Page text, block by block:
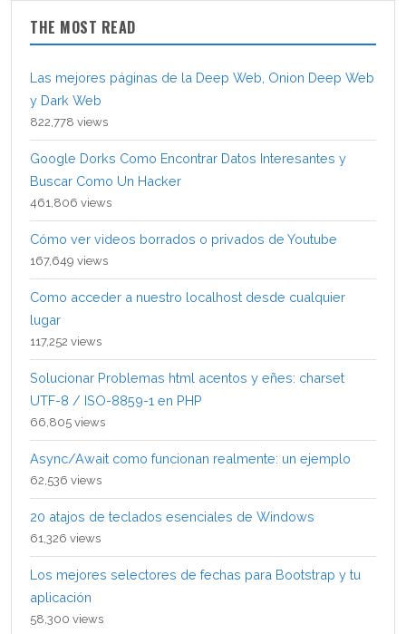
THE MOST READ
Las mejores páginas de la Deep Web, Onion Deep Web
y Dark Web
822,778 views
Google Dorks Como Encontrar Datos Interesantes y
Buscar Como Un Hacker
461,806 views
Cómo ver videos borrados o privados de Youtube
167,649 views
Como acceder a nuestro localhost desde cualquier
lugar
117,252 views
Solucionar Problemas html acentos y eñes: charset
UTF-8 / ISO-8859-1 en PHP
66,805 views
Async/Await como funcionan realmente: un ejemplo
62,536 views
20 atajos de teclados esenciales de Windows
61,326 views
Los mejores selectores de fechas para Bootstrap y tu
aplicación
58,300 views